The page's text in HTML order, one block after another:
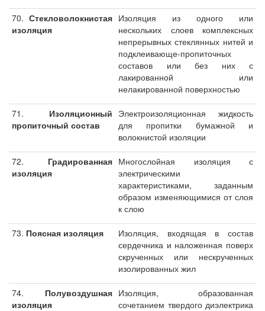
70. Стекловолокнистая
изоляция
Изоляция из одного или
нескольких слоев комплексных
непрерывных стеклянных нитей и
подклеивающе-пропиточных
составов или без них с
лакированной или
нелакированной поверхностью
71. Изоляционный
пропиточный состав
Электроизоляционная жидкость
для пропитки бумажной и
волокнистой изоляции
72. Градированная
изоляция
Многослойная изоляция с
электрическими
характеристиками, заданным
образом изменяющимися от слоя
к слою
73. Поясная изоляция
Изоляция, входящая в состав
сердечника и наложенная поверх
скрученных или нескрученных
изолированных жил
74. Полувоздушная
изоляция
Изоляция, образованная
сочетанием твердого диэлектрика